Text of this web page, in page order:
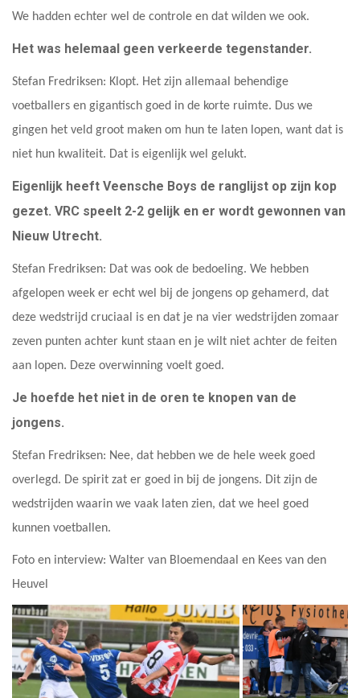
We hadden echter wel de controle en dat wilden we ook.
Het was helemaal geen verkeerde tegenstander.
Stefan Fredriksen: Klopt. Het zijn allemaal behendige
voetballers en gigantisch goed in de korte ruimte. Dus we
gingen het veld groot maken om hun te laten lopen, want dat is
niet hun kwaliteit. Dat is eigenlijk wel gelukt.
Eigenlijk heeft Veensche Boys de ranglijst op zijn kop
gezet. VRC speelt 2-2 gelijk en er wordt gewonnen van
Nieuw Utrecht.
Stefan Fredriksen: Dat was ook de bedoeling. We hebben
afgelopen week er echt wel bij de jongens op gehamerd, dat
deze wedstrijd cruciaal is en dat je na vier wedstrijden zomaar
zeven punten achter kunt staan en je wilt niet achter de feiten
aan lopen. Deze overwinning voelt goed.
Je hoefde het niet in de oren te knopen van de
jongens.
Stefan Fredriksen: Nee, dat hebben we de hele week goed
overlegd. De spirit zat er goed in bij de jongens. Dit zijn de
wedstrijden waarin we vaak laten zien, dat we heel goed
kunnen voetballen.
Foto en interview: Walter van Bloemendaal en Kees van den
Heuvel